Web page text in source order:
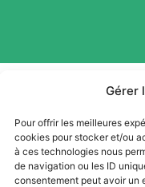
Gérer
Pour offrir les meilleures
cookies pour stocker et/ou
à ces technologies nous
de navigation ou les ID
consentement peut avoir un